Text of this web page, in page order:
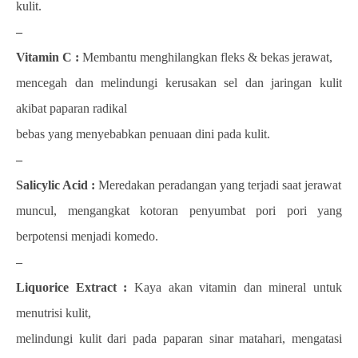
kulit.
–
Vitamin C : Membantu menghilangkan fleks & bekas jerawat,
mencegah dan melindungi kerusakan sel dan jaringan kulit
akibat paparan radikal
bebas yang menyebabkan penuaan dini pada kulit.
–
Salicylic Acid : Meredakan peradangan yang terjadi saat jerawat
muncul, mengangkat kotoran penyumbat pori pori yang
berpotensi menjadi komedo.
–
Liquorice Extract : Kaya akan vitamin dan mineral untuk
menutrisi kulit,
melindungi kulit dari pada paparan sinar matahari, mengatasi